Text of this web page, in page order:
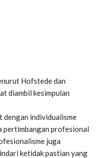
Hofstede dan
diambil kesimpulan
dengan individualisme
pertimbangan profesional
juga
ketidak pastian yang